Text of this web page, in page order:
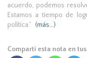
acuerdo, podemos
Estamos a tiempo de
política.”
(más…)
Compartí esta nota en